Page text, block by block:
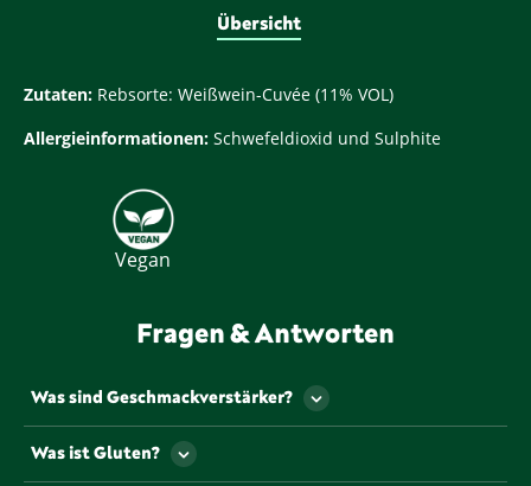
Übersicht
Zutaten: Rebsorte: Weißwein-Cuvée (11% VOL)
Allergieinformationen: Schwefeldioxid und Sulphite
Vegan
Fragen & Antworten
Was sind Geschmackverstärker?
Als Geschmackverstärker werden jene
Lebensmittelzusatzstoffe bezeichnet, die den
Was ist Gluten?